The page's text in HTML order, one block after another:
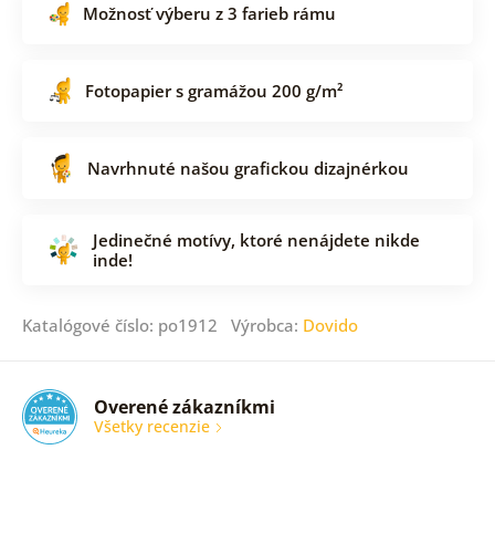
Možnosť výberu z 3 farieb rámu
Fotopapier s gramážou 200 g/m²
Navrhnuté našou grafickou dizajnérkou
Jedinečné motívy, ktoré nenájdete nikde
inde!
Katalógové číslo: po1912 Výrobca: Dovido
Overené zákazníkmi
Všetky recenzie